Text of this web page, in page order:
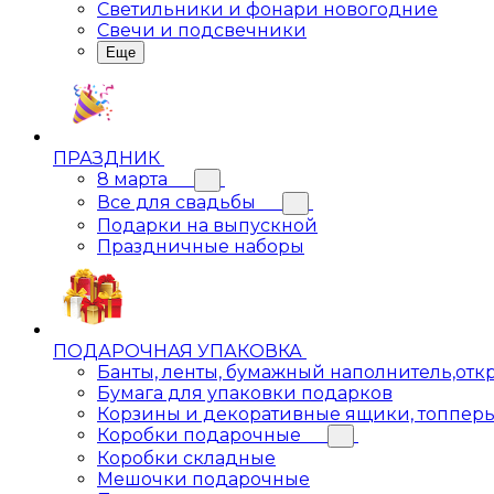
Светильники и фонари новогодние
Свечи и подсвечники
Еще
ПРАЗДНИК
8 марта
Все для свадьбы
Подарки на выпускной
Праздничные наборы
ПОДАРОЧНАЯ УПАКОВКА
Банты, ленты, бумажный
Бумага для упаковки подарков
Корзины и декоративные ящики,
Коробки подарочные
Коробки складные
Мешочки подарочные